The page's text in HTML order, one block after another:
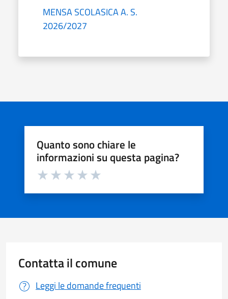
MENSA SCOLASICA A. S.
2026/2027
Quanto sono chiare le
informazioni su questa pagina?
Valuta da 1 a 5 stelle la pagina
Contatta il comune
Leggi le domande frequenti